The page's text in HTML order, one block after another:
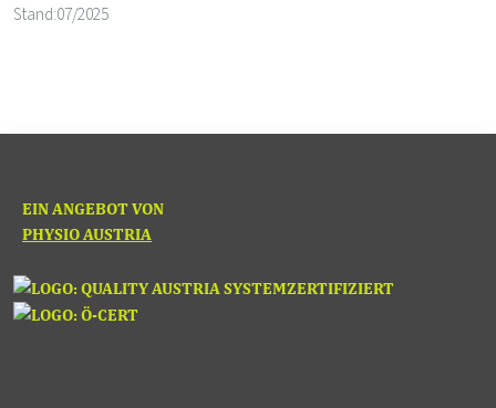
Stand:07/2025
EIN ANGEBOT VON
PHYSIO AUSTRIA